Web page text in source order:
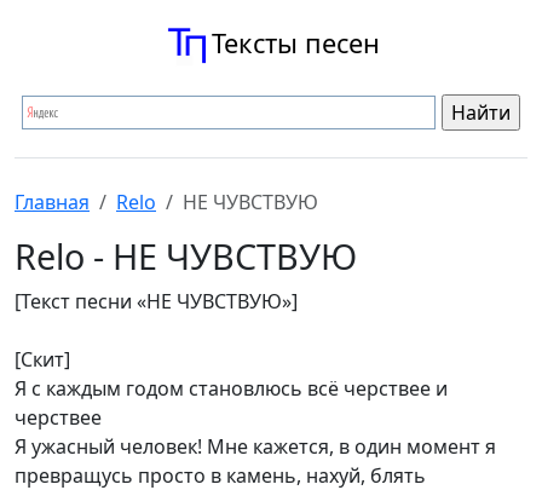
Тексты песен
Главная Relo НЕ ЧУВСТВУЮ
Relo - НЕ ЧУВСТВУЮ
[Текст песни «НЕ ЧУВСТВУЮ»]
[Скит]
Я с каждым годом становлюсь всё черствее и
черствее
Я ужасный человек! Мне кажется, в один момент я
превращусь просто в камень, нахуй, блять